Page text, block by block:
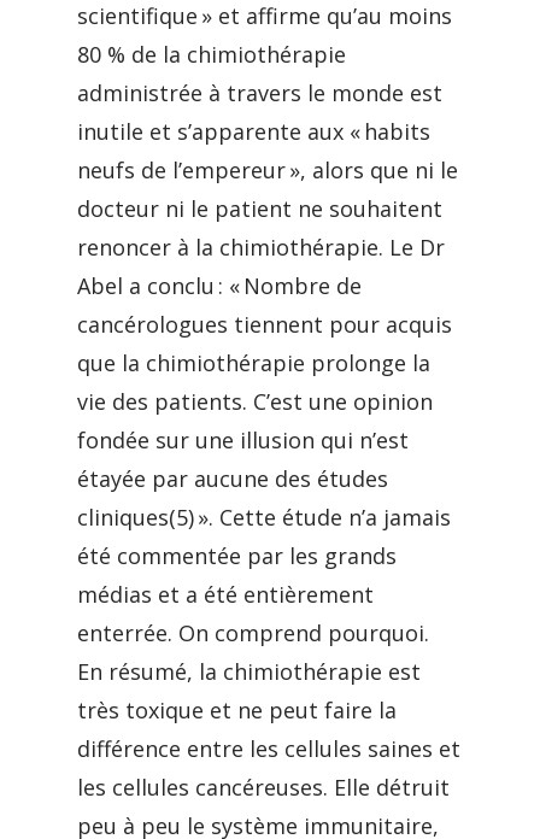
scientifique » et affirme qu’au moins
80 % de la chimiothérapie
administrée à travers le monde est
inutile et s’apparente aux « habits
neufs de l’empereur », alors que ni le
docteur ni le patient ne souhaitent
renoncer à la chimiothérapie. Le Dr
Abel a conclu : « Nombre de
cancérologues tiennent pour acquis
que la chimiothérapie prolonge la
vie des patients. C’est une opinion
fondée sur une illusion qui n’est
étayée par aucune des études
cliniques(5) ». Cette étude n’a jamais
été commentée par les grands
médias et a été entièrement
enterrée. On comprend pourquoi.
En résumé, la chimiothérapie est
très toxique et ne peut faire la
différence entre les cellules saines et
les cellules cancéreuses. Elle détruit
peu à peu le système immunitaire,